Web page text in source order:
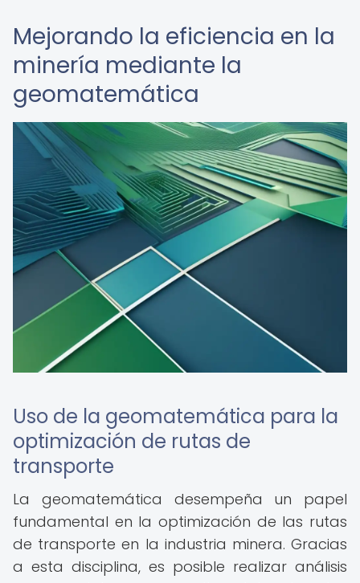
Mejorando la eficiencia en la
minería mediante la
geomatemática
Uso de la geomatemática para la
optimización de rutas de
transporte
La geomatemática desempeña un papel
fundamental en la optimización de las rutas
de transporte en la industria minera. Gracias
a esta disciplina, es posible realizar análisis